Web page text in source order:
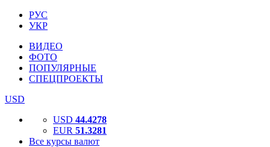
РУС
УКР
ВИДЕО
ФОТО
ПОПУЛЯРНЫЕ
СПЕЦПРОЕКТЫ
USD
USD 44.4278
EUR 51.3281
Все курсы валют